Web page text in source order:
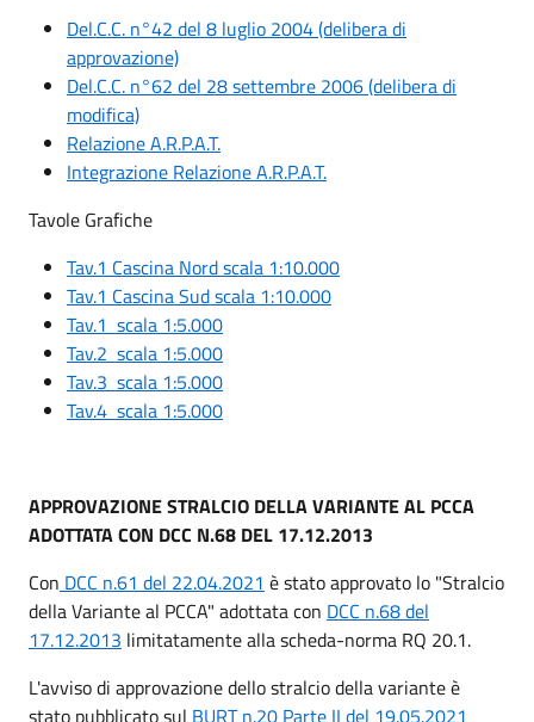
Del.C.C. n°42 del 8 luglio 2004 (delibera di
approvazione)
Del.C.C. n°62 del 28 settembre 2006 (delibera di
modifica)
Relazione A.R.P.A.T.
Integrazione Relazione A.R.P.A.T.
Tavole Grafiche
Tav.1 Cascina Nord scala 1:10.000
Tav.1 Cascina Sud scala 1:10.000
Tav.1 scala 1:5.000
Tav.2 scala 1:5.000
Tav.3 scala 1:5.000
Tav.4 scala 1:5.000
APPROVAZIONE STRALCIO DELLA VARIANTE AL PCCA
ADOTTATA CON DCC N.68 DEL 17.12.2013
Con DCC n.61 del 22.04.2021 è stato approvato lo "Stralcio
della Variante al PCCA" adottata con DCC n.68 del
17.12.2013 limitatamente alla scheda-norma RQ 20.1.
L'avviso di approvazione dello stralcio della variante è
stato pubblicato sul BURT n.20 Parte II del 19.05.2021